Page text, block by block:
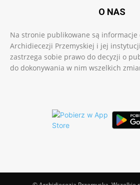
O NAS
Na stronie publikowane są informacje
Archidiecezji Przemyskiej i jej
zastrzega sobie prawo do decyzji o
do dokonywania w nim wszelkich